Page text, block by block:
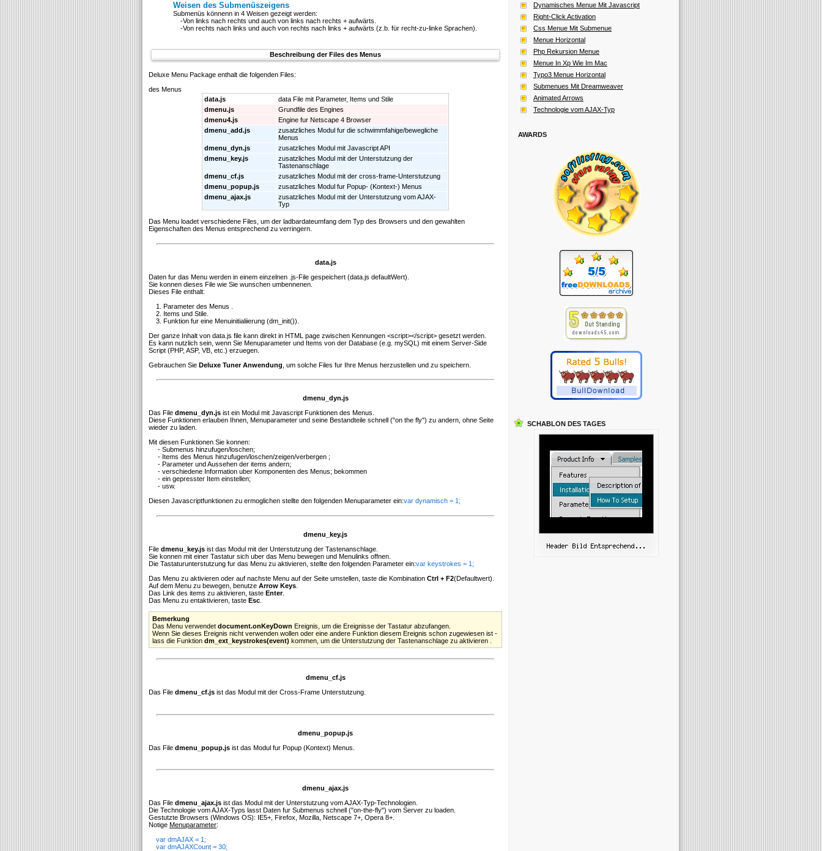
Weisen des Submenüszeigens
Submenüs könnenn in 4 Weisen gezeigt werden:
-Von links nach rechts und auch von links nach rechts + aufwärts.
-Von rechts nach links und auch von rechts nach links + aufwärts (z.b. für recht-zu-linke Sprachen).
Beschreibung der Files des Menus
Deluxe Menu Package enthalt die folgenden Files:
des Menus
data.js
data File mit Parameter, Items und Stile
dmenu.js
Grundfile des Engines
dmenu4.js
Engine fur Netscape 4 Browser
dmenu_add.js
zusatzliches Modul fur die schwimmfahige/bewegliche
Menus
dmenu_dyn.js
zusatzliches Modul mit Javascript API
dmenu_key.js
zusatzliches Modul mit der Unterstutzung der
Tastenanschlage
dmenu_cf.js
zusatzliches Modul mit der cross-frame-Unterstutzung
dmenu_popup.js
zusatzliches Modul fur Popup- (Kontext-) Menus
dmenu_ajax.js
zusatzliches Modul mit der Unterstutzung vom AJAX-
Typ
Das Menu loadet verschiedene Files, um der ladbardateumfang dem Typ des Browsers und den gewahlten
Eigenschaften des Menus entsprechend zu verringern.
data.js
Daten fur das Menu werden in einem einzelnen .js-File gespeichert (data.js defaultWert).
Sie konnen dieses File wie Sie wunschen umbennenen.
Dieses File enthalt:
1. Parameter des Menus .
2. Items und Stile.
3. Funktion fur eine Menuinitialiierung (dm_init()).
Der ganze Inhalt von data.js file kann direkt in HTML page zwischen Kennungen <script></script> gesetzt werden.
Es kann nutzlich sein, wenn Sie Menuparameter und Items von der Database (e.g. mySQL) mit einem Server-Side
Script (PHP, ASP, VB, etc.) erzuegen.
Gebrauchen Sie Deluxe Tuner Anwendung , um solche Files fur Ihre Menus herzustellen und zu speichern.
dmenu_dyn.js
Das File dmenu_dyn.js ist ein Modul mit Javascript Funktionen des Menus.
Diese Funktionen erlauben Ihnen, Menuparameter und seine Bestandteile schnell ("on the fly") zu andern, ohne Seite
wieder zu laden.
Mit diesen Funktionen Sie konnen:
- Submenus hinzufugen/loschen;
- Items des Menus hinzufugen/loschen/zeigen/verbergen ;
- Parameter und Aussehen der items andern;
- verschiedene Information uber Komponenten des Menus; bekommen
- ein gepresster Item einstellen;
- usw.
Diesen Javascriptfunktionen zu ermoglichen stellte den folgenden Menuparameter ein:var dynamisch = 1;
dmenu_key.js
File dmenu_key.js ist das Modul mit der Unterstutzung der Tastenanschlage.
Sie konnen mit einer Tastatur sich uber das Menu bewegen und Menulinks offnen.
Die Tastaturunterstutzung fur das Menu zu aktivieren, stellte den folgenden Parameter ein:var keystrokes = 1;
Das Menu zu aktivieren oder auf nachste Menu auf der Seite umstellen, taste die Kombination Ctrl + F2(Defaultwert).
Auf dem Menu zu bewegen, benutze Arrow Keys
Das Link des items zu aktivieren, taste Enter.
Das Menu zu entaktivieren, taste Esc
Bemerkung
Das Menu verwendet document.onKeyDown Ereignis, um die Ereignisse der Tastatur abzufangen.
Wenn Sie dieses Ereignis nicht verwenden wollen oder eine andere Funktion diesem Ereignis schon zugewiesen ist -
lass die Funktion dm_ext_keystrokes(event) kommen, um die Unterstutzung der Tastenanschlage zu aktivieren .
dmenu_cf.js
Das File dmenu_cf.js ist das Modul mit der Cross-Frame Unterstutzung.
dmenu_popup.js
Das File dmenu_popup.js ist das Modul fur Popup (Kontext) Menus.
dmenu_ajax.js
Das File dmenu_ajax.js ist das Modul mit der Unterstutzung vom AJAX-Typ-Technologien.
Die Technologie vom AJAX-Typs lasst Daten fur Submenus schnell ("on-the-fly") vom Server zu loaden.
Gestutzte Browsers (Windows OS): IE5+, Firefox, Mozilla, Netscape 7+, Opera 8+.
Notige Menuparameter:
var dmAJAX = 1;
var dmAJAXCount = 30;
Dynamisches Menue Mit Javascript
Right-Click Activation
Css Menue Mit Submenue
Menue Horizontal
Php Rekursion Menue
Menue In Xp Wie Im Mac
Typo3 Menue Horizontal
Submenues Mit Dreamweaver
Animated Arrows
Technologie vom AJAX-Typ
AWARDS
SCHABLON DES TAGES